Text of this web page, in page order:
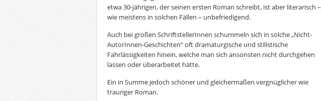
etwa 30-jährigen, der seinen ersten Roman schreibt, ist aber literarisch –
wie meistens in solchen Fällen – unbefriedigend.
Auch bei großen SchriftstellerInnen schummeln sich in solche „Nicht-
AutorInnen-Geschichten“ oft dramaturgische und stilistische
Fahrlässigkeiten hinein, welche man sich ansonsten nicht durchgehen
lassen oder überarbeitet hätte.
Ein in Summe jedoch schöner und gleichermaßen vergnüglicher wie
trauriger Roman.